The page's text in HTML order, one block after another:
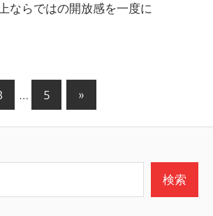
ならではの開放感を一度に
… 5
次
の
»
検索